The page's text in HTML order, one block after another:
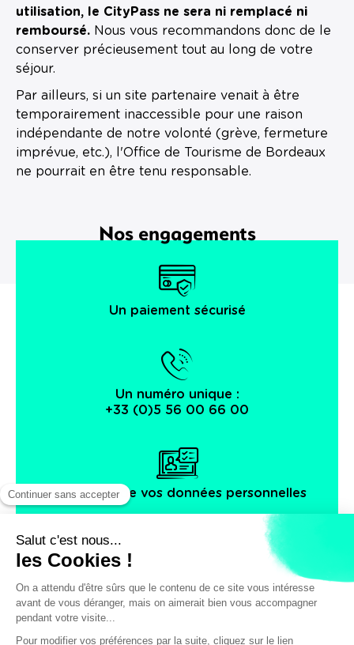
utilisation, le CityPass ne sera ni remplacé ni
remboursé. Nous vous recommandons donc de le
conserver précieusement tout au long de votre
séjour.
Par ailleurs, si un site partenaire venait à être
temporairement inaccessible pour une raison
indépendante de notre volonté (grève, fermeture
imprévue, etc.), l'Office de Tourisme de Bordeaux
ne pourrait en être tenu responsable.
Nos engagements
Un paiement sécurisé
Un numéro unique :
+33 (0)5 56 00 66 00
Protection de vos données personnelles